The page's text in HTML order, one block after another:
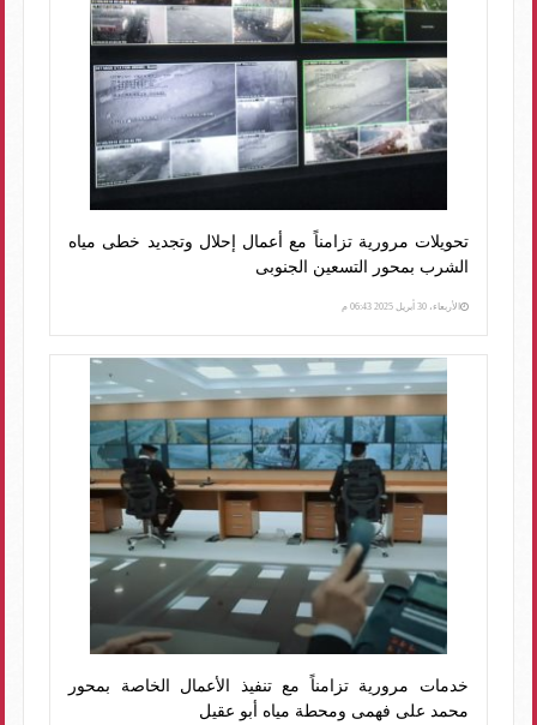
تحويلات مرورية تزامناً مع أعمال إحلال وتجديد خطى مياه
الشرب بمحور التسعين الجنوبى
الأربعاء، 30 أبريل 2025 06:43 م
خدمات مرورية تزامناً مع تنفيذ الأعمال الخاصة بمحور
محمد على فهمى ومحطة مياه أبو عقيل